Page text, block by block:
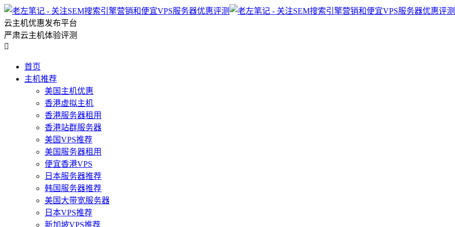
云主机优惠发布平台
严肃云主机体验评测

首页
主机推荐
美国主机优惠
香港虚拟主机
香港服务器租用
香港站群服务器
美国VPS推荐
美国服务器租用
便宜香港VPS
日本服务器推荐
韩国服务器推荐
美国大带宽服务器
日本VPS推荐
新加坡VPS推荐